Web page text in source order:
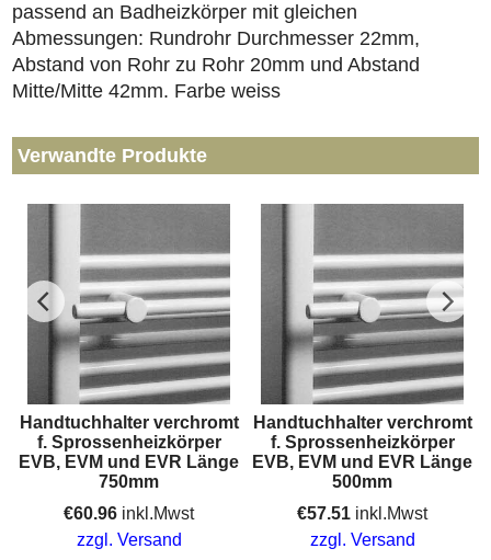
passend an Badheizkörper mit gleichen
Abmessungen: Rundrohr Durchmesser 22mm,
Abstand von Rohr zu Rohr 20mm und Abstand
Mitte/Mitte 42mm. Farbe weiss
Verwandte Produkte
Handtuchhalter verchromt
f. Sprossenheizkörper
EVB, EVM und EVR Länge
750mm
€60.96 inkl.Mwst
zzgl. Versand
Handtuchhalter verchromt
f. Sprossenheizkörper
EVB, EVM und EVR Länge
500mm
€57.51 inkl.Mwst
zzgl. Versand